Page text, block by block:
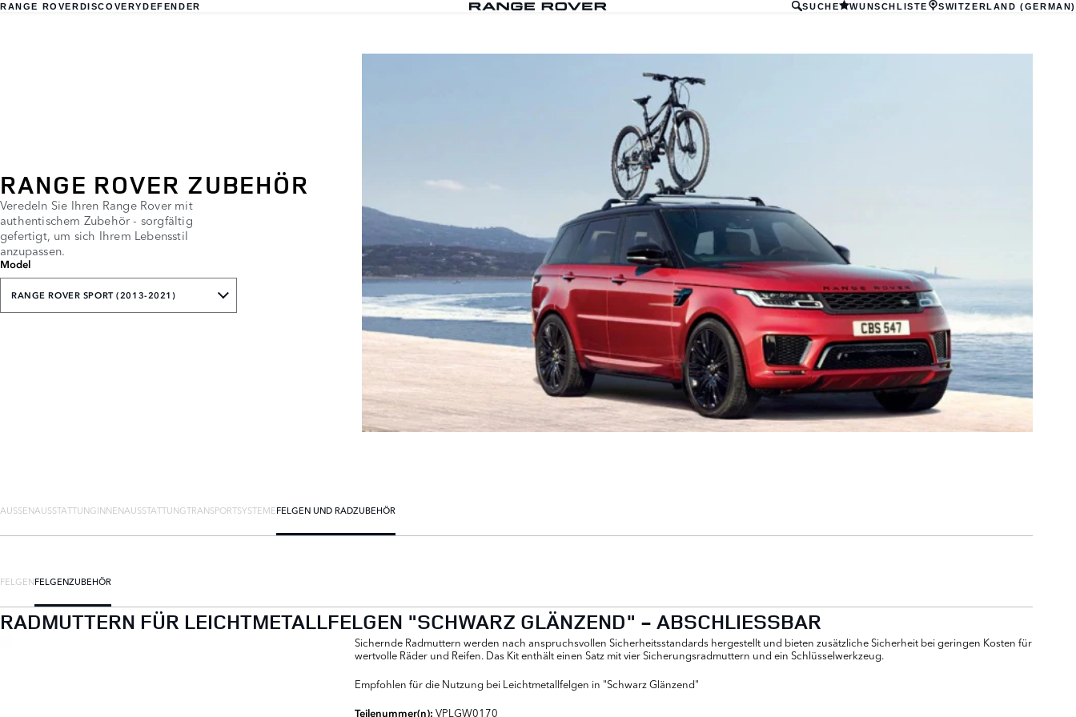
RANGE ROVERDISCOVERYDEFENDER SUCHE WUNSCHLISTE SWITZERLAND (GERMAN)
RANGE ROVER ZUBEHÖR
Veredeln Sie Ihren Range Rover mit
authentischem Zubehör - sorgfältig
gefertigt, um sich Ihrem Lebensstil
anzupassen.
Model
RANGE ROVER SPORT (2013-2021)
AUSSENAUSSTATTUNG INNENAUSSTATTUNGTRANSPORTSYSTEMEFELGEN UND RADZUBEHÖR
FELGENFELGENZUBEHÖR
RADMUTTERN FÜR LEICHTMETALLFELGEN "SCHWARZ GLÄNZEND" - ABSCHLIESSBAR
Sichernde Radmuttern werden nach anspruchsvollen Sicherheitsstandards hergestellt und bieten zusätzliche Sicherheit bei geringen Kosten für
wertvolle Räder und Reifen. Das Kit enthält einen Satz mit vier Sicherungsradmuttern und ein Schlüsselwerkzeug.
Empfohlen für die Nutzung bei Leichtmetallfelgen in "Schwarz Glänzend"
Teilenummer(n):VPLGW0170